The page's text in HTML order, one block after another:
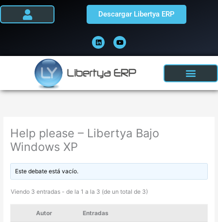
Ir
i
n
k
e
i
n
o
u
t
u
e
Descargar Libertya ERP
Help please – Libertya Bajo
Windows XP
Este debate está vacío.
Viendo 3 entradas - de la 1 a la 3 (de un total de 3)
Autor Entradas